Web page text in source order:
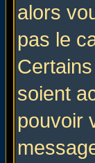
alors
pas le
soient
pouvoir